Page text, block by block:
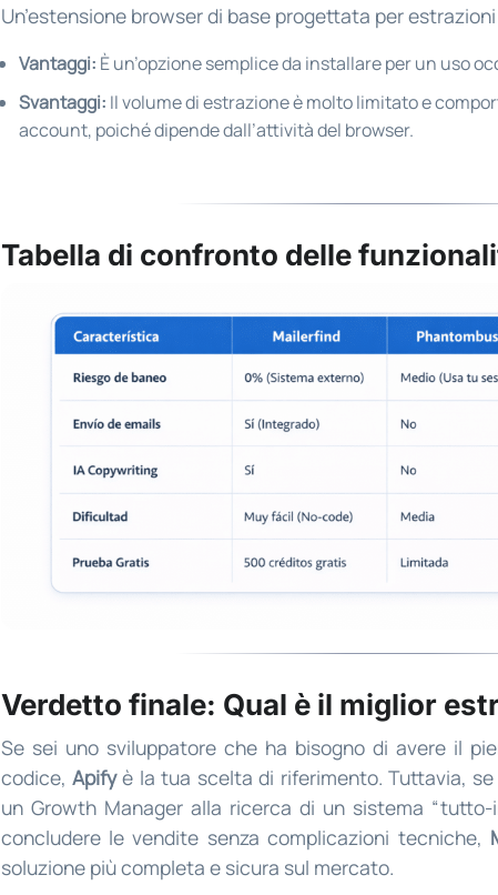
Un’estensione browser di base progettata per
Vantaggi: È un’opzione semplice da installare per un uso
Svantaggi: Il volume di estrazione è molto limitato e
account, poiché dipende dall’attività del browser.
Tabella di confronto delle
Verdetto finale: Qual è il miglior
Se sei uno sviluppatore che ha bisogno di avere il
codice, Apifyè la tua scelta di riferimento. Tuttavia, se
un Growth Manager alla ricerca di un sistema
concludere le vendite senza complicazioni tecniche,
soluzione più completa e sicura sul mercato.